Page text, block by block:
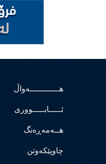
هــــــــــــەواڵ
ئـــــابـــــووری
هــەمەڕەنگ
چاوپێکەوتن